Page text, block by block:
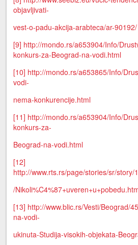
objavljivati-
vest-o-padu-akcija-arabteca/ar-90192/
[9] http://mondo.rs/a653904/Info/
konkurs-za-Beograd-na-vodi.html
[10] http://mondo.rs/a653865/Info/
vodi-
nema-konkurencije.html
[11] http://mondo.rs/a653904/Info/
konkurs-za-
Beograd-na-vodi.html
[12]
http://www.rts.rs/page/stories/sr/
/
[13] http://www.blic.rs/Vesti/Beograd/
na-vodi-
ukinuta-Studija-visokih-objekata-